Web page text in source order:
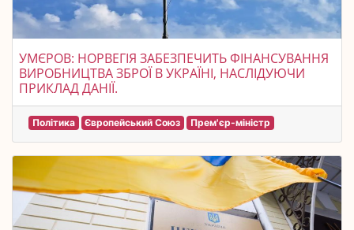
УМЄРОВ: НОРВЕГІЯ ЗАБЕЗПЕЧИТЬ ФІНАНСУВАННЯ
ВИРОБНИЦТВА ЗБРОЇ В УКРАЇНІ, НАСЛІДУЮЧИ
ПРИКЛАД ДАНІЇ.
Політика Європейський Союз Прем'єр-міністр